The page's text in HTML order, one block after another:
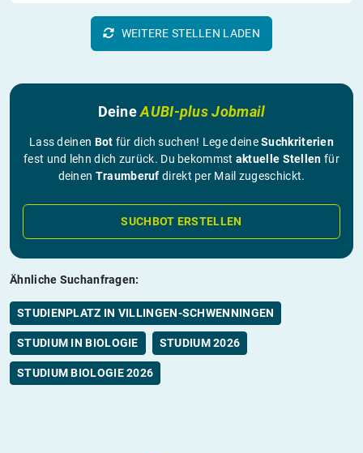
WEITERE STELLEN LADEN
DeineAUBI-plus Jobmail
Lass deinen Bot für dich suchen! Lege deineSuchkriterien
fest und lehn dich zurück. Du bekommst aktuelle Stellen für
deinen Traumberuf direkt per Mail zugeschickt.
SUCHBOT ERSTELLEN
Ähnliche Suchanfragen:
STUDIENPLATZ IN VILLINGEN-SCHWENNINGEN
STUDIUM IN BIOLOGIE STUDIUM 2026
STUDIUM BIOLOGIE 2026